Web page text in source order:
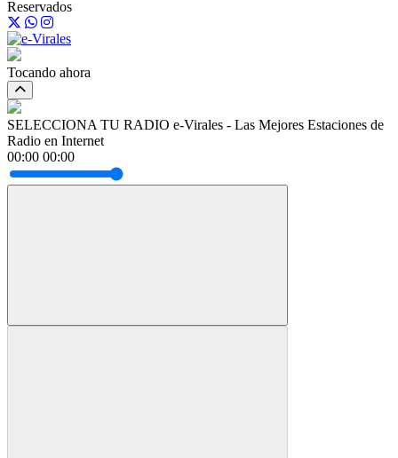
Reservados
Tocando ahora
SELECCIONA TU RADIO e-Virales - Las Mejores Estaciones de
Radio en Internet
00:00 00:00